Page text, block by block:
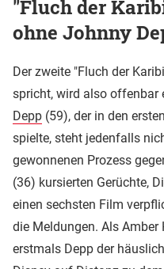
"Fluch der
ohne Johnny
Der zweite "Fluch der
spricht, wird also offenbar
Depp (59), der in den
spielte, steht jedenfalls
gewonnenen Prozess
(36) kursierten Gerüchte,
einen sechsten Film
die Meldungen. Als Amber
erstmals Depp der